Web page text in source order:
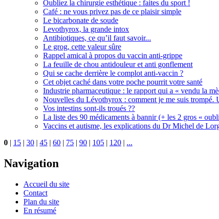
Oubliez la chirurgie esthétique : faites du sport !
Café : ne vous privez pas de ce plaisir simple
Le bicarbonate de soude
Levothyrox, la grande intox
Antibiotiques, ce qu’il faut savoir...
Le grog, cette valeur sûre
Rappel amical à propos du vaccin anti-grippe
La feuille de chou antidouleur et anti gonflement
Qui se cache derrière le complot anti-vaccin ?
Cet objet caché dans votre poche pourrit votre santé
Industrie pharmaceutique : le rapport qui a « vendu la
Nouvelles du Lévothyrox : comment je me suis trompé.
Vos intestins sont-ils troués ??
La liste des 90 médicaments à bannir (+ les 2 gros «
Vaccins et autisme, les explications du Dr Michel de
0
15 30 45 60 75 90 105 120 ...
Navigation
Accueil du site
Contact
Plan du site
En résumé